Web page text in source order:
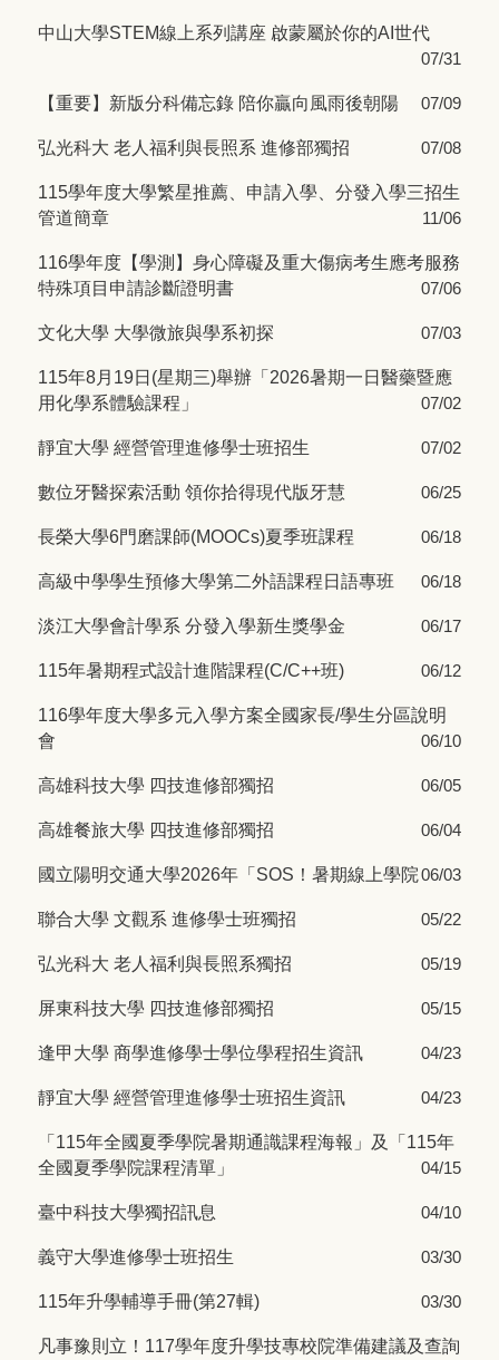
中山大學STEM線上系列講座 啟蒙屬於你的AI世代
07/31
【重要】新版分科備忘錄 陪你贏向風雨後朝陽 07/09
弘光科大 老人福利與長照系 進修部獨招 07/08
115學年度大學繁星推薦、申請入學、分發入學三招生
管道簡章
11/06
116學年度【學測】身心障礙及重大傷病考生應考服務
特殊項目申請診斷證明書
07/06
文化大學 大學微旅與學系初探 07/03
115年8月19日(星期三)舉辦「2026暑期一日醫藥暨應
用化學系體驗課程」
07/02
靜宜大學 經營管理進修學士班招生 07/02
數位牙醫探索活動 領你拾得現代版牙慧 06/25
長榮大學6門磨課師(MOOCs)夏季班課程 06/18
高級中學學生預修大學第二外語課程日語專班 06/18
淡江大學會計學系 分發入學新生獎學金 06/17
115年暑期程式設計進階課程(C/C++班) 06/12
116學年度大學多元入學方案全國家長/學生分區說明
會
06/10
高雄科技大學 四技進修部獨招 06/05
高雄餐旅大學 四技進修部獨招 06/04
國立陽明交通大學2026年「SOS！暑期線上學院06/03
聯合大學 文觀系 進修學士班獨招 05/22
弘光科大 老人福利與長照系獨招 05/19
屏東科技大學 四技進修部獨招 05/15
逢甲大學 商學進修學士學位學程招生資訊 04/23
靜宜大學 經營管理進修學士班招生資訊 04/23
「115年全國夏季學院暑期通識課程海報」及「115年
全國夏季學院課程清單」
04/15
臺中科技大學獨招訊息 04/10
義守大學進修學士班招生 03/30
115年升學輔導手冊(第27輯) 03/30
凡事豫則立！117學年度升學技專校院準備建議及查詢